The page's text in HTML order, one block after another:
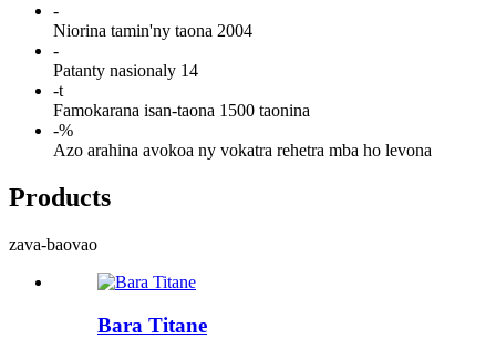
-
Niorina tamin'ny taona 2004
-
Patanty nasionaly 14
-t
Famokarana isan-taona 1500 taonina
-%
Azo arahina avokoa ny vokatra rehetra mba ho levona
Products
zava-baovao
Bara Titane